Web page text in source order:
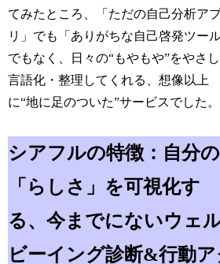
てみたところ、「ただの自己分析ア
リ」でも「ありがちな自己啓発ツール
でもなく、日々の“もやもや”をやさし
言語化・整理してくれる、想像以上
に“地に足のついた”サービスでした。
シアフルの特徴：自分の
「らしさ」を可視化す
る、今までにないウェ
ビーイング診断&行動ア